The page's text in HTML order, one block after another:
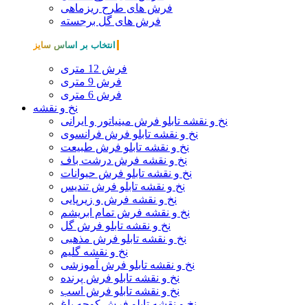
فرش های طرح ریزماهی
فرش های گل برجسته
انتخاب بر اساس سایز
فرش 12 متری
فرش 9 متری
فرش 6 متری
نخ و نقشه
نخ و نقشه تابلو فرش مینیاتور و ایرانی
نخ و نقشه تابلو فرش فرانسوی
نخ و نقشه تابلو فرش طبیعت
نخ و نقشه فرش درشت باف
نخ و نقشه تابلو فرش حیوانات
نخ و نقشه تابلو فرش تندیس
نخ و نقشه فرش و زیرپایی
نخ و نقشه فرش تمام ابریشم
نخ و نقشه تابلو فرش گل
نخ و نقشه تابلو فرش مذهبی
نخ و نقشه گلیم
نخ و نقشه تابلو فرش آموزشی
نخ و نقشه تابلو فرش پرنده
نخ و نقشه تابلو فرش اسب